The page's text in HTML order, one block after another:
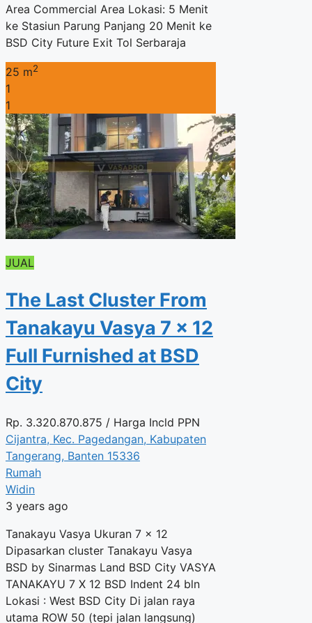
Area Commercial Area Lokasi: 5 Menit
ke Stasiun Parung Panjang 20 Menit ke
BSD City Future Exit Tol Serbaraja
25 m2
1
1
JUAL
The Last Cluster From
Tanakayu Vasya 7 x 12
Full Furnished at BSD
City
Rp. 3.320.870.875 / Harga Incld PPN
Cijantra, Kec. Pagedangan, Kabupaten
Tangerang, Banten 15336
Rumah
Widin
3 years ago
Tanakayu Vasya Ukuran 7 x 12
Dipasarkan cluster Tanakayu Vasya
BSD by Sinarmas Land BSD City VASYA
TANAKAYU 7 X 12 BSD Indent 24 bln
Lokasi : West BSD City Di jalan raya
utama ROW 50 (tepi jalan langsung)